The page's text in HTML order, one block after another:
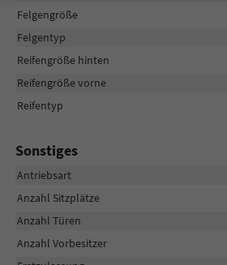
Felgengröße
Felgentyp
Reifengröße hinten
Reifengröße vorne
Reifentyp
Sonstiges
Antriebsart
Anzahl Sitzplätze
Anzahl Türen
Anzahl Vorbesitzer